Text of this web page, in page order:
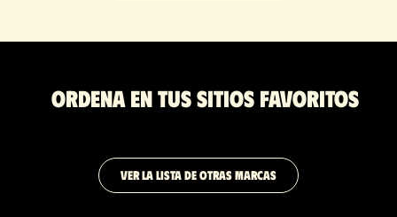
Ordena en tus sitios favoritos
VER LA LISTA DE OTRAS MARCAS